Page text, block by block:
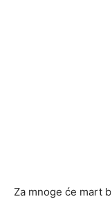
Za mnoge će mart